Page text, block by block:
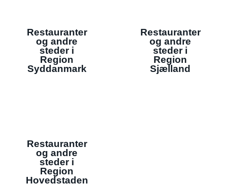
Restauranter
og andre
steder i
Region
Syddanmark
Restauranter
og andre
steder i
Region
Sjælland
Restauranter
og andre
steder i
Region
Hovedstaden